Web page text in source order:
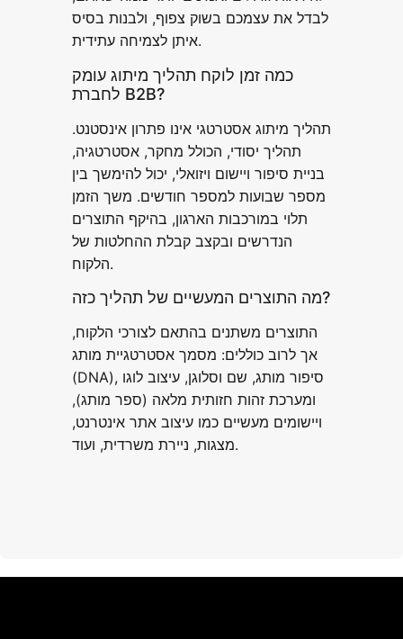
לבדל את עצמכם בשוק צפוף, ולבנות בסיס
איתן לצמיחה עתידית.
כמה זמן לוקח תהליך מיתוג עומק
לחברת B2B?
תהליך מיתוג אסטרטגי אינו פתרון אינסטנט.
תהליך יסודי, הכולל מחקר, אסטרטגיה,
בניית סיפור ויישום ויזואלי, יכול להימשך בין
מספר שבועות למספר חודשים. משך הזמן
תלוי במורכבות הארגון, בהיקף התוצרים
הנדרשים ובקצב קבלת ההחלטות של
הלקוח.
מה התוצרים המעשיים של תהליך כזה?
התוצרים משתנים בהתאם לצורכי הלקוח,
אך לרוב כוללים: מסמך אסטרטגיית מותג
(DNA), סיפור מותג, שם וסלוגן, עיצוב לוגו
ומערכת זהות חזותית מלאה (ספר מותג),
ויישומים מעשיים כמו עיצוב אתר אינטרנט,
מצגות, ניירת משרדית, ועוד.